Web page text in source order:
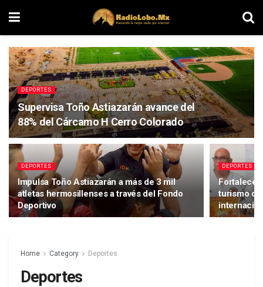
DEPORTES
Supervisa Toño Astiazarán avance del
88% del Cárcamo H Cerro Colorado
DEPORTES
Impulsa Toño Astiazarán a más de 3 mil
atletas hermosillenses a través del Fondo
Deportivo
DEPORTES
Fortalece
turismo
Home Category Deportes
Deportes